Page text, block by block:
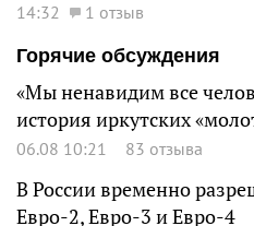
14:32
1 отзыв
Горячие обсуждения
«Мы ненавидим все
история иркутских
06.08 10:21 83 отзыва
В России временно
Евро-2, Евро-3 и Евро-4